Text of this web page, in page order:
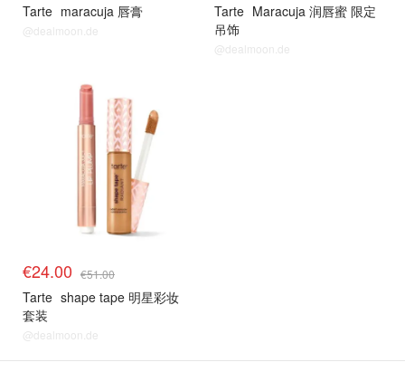
Tarte maracuja 唇膏
@dealmoon.de
Tarte Maracuja 润唇蜜 限定
吊饰
@dealmoon.de
€24.00 €51.00
Tarte shape tape 明星彩妆
套装
@dealmoon.de